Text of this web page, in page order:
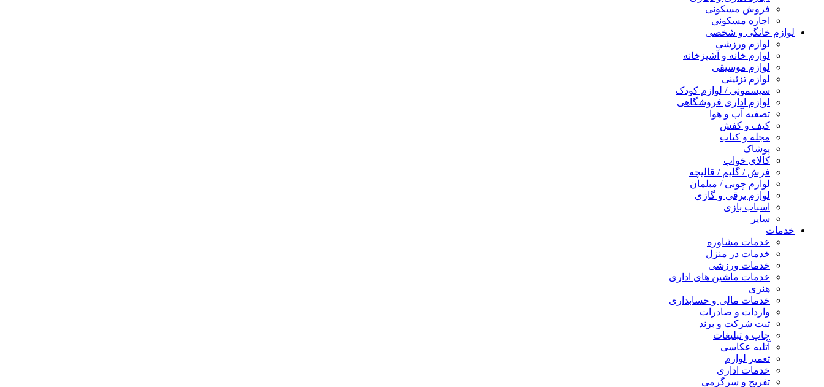
فروش مسکونی
اجاره مسکونی
لوازم خانگی و شخصی
لوازم ورزشی
لوازم خانه و آشپزخانه
لوازم موسیقی
لوازم تزئینی
سیسمونی / لوازم کودک
لوازم اداری فروشگاهی
تصفیه آب و هوا
کیف و کفش
مجله و کتاب
پوشاک
کالای خواب
فرش / گلیم / قالیچه
لوازم چوبی / مبلمان
لوازم برقی و گازی
اسباب بازی
سایر
خدمات
خدمات مشاوره
خدمات در منزل
خدمات ورزشی
خدمات ماشین های اداری
هنری
خدمات مالی و حسابداری
واردات و صادرات
ثبت شرکت و برند
چاپ و تبلیغات
آتلیه عکاسی
تعمیر لوازم
خدمات اداری
تفریح و سرگرمی